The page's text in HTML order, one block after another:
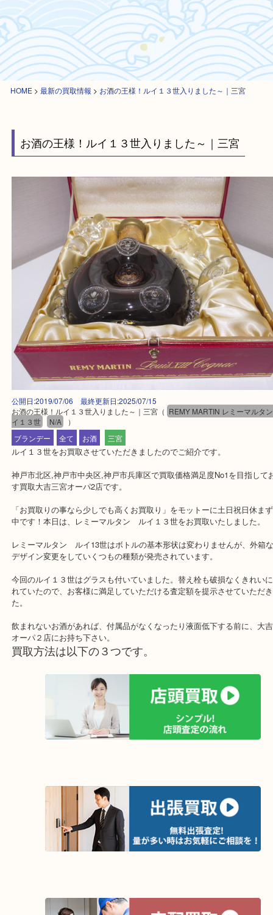
HOME
お酒の王様！ルイ１３世入りました～｜三宮
お酒の王様！ルイ１３世入りました～｜三宮（ REMY MARTIN レミーマ
イ１３世
N/A ）
ブランデー 全て お酒 三宮
ルイ１３世をお買取させていただきましたのでご紹介です。
神戸市北区,神戸市中央区,神戸市兵庫区で買取価格満足度No1を目
す買取大吉三宮オーパ2店です。
「お買取りの事なら少しでも高くお買取り」をモットーに土日祝日
中です！本日は、レミーマルタン ルイ１３世をお買取いたしまし
レミーマルタン ルイ13世はボトルの基本形状は変わりませんが、
デザイン変更をしていくつもの種類が発売されています。
今回のルイ１３世はグラスも付いていました。替え栓も破損なくき
飲まれないお酒があれば、付属品がなくなったり液面低下する前に
オーパ２店にお持ち下さい。
買取方法は以下の３つです。